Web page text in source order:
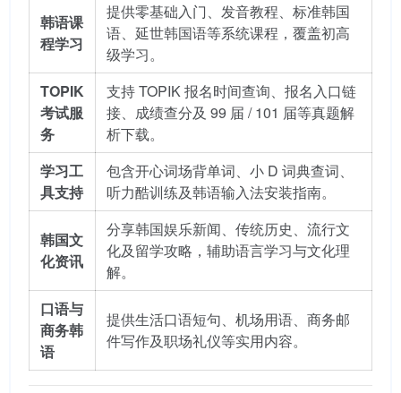
韩语课
程学习
提供零基础入门、发音教程、标准韩国
语、延世韩国语等系统课程，覆盖初高
级学习。
TOPIK
考试服
务
支持 TOPIK 报名时间查询、报名入口链
接、成绩查分及 99 届 / 101 届等真题解
析下载。
学习工
具支持
包含开心词场背单词、小 D 词典查词、
听力酷训练及韩语输入法安装指南。
韩国文
化资讯
分享韩国娱乐新闻、传统历史、流行文
化及留学攻略，辅助语言学习与文化理
解。
口语与
商务韩
语
提供生活口语短句、机场用语、商务邮
件写作及职场礼仪等实用内容。